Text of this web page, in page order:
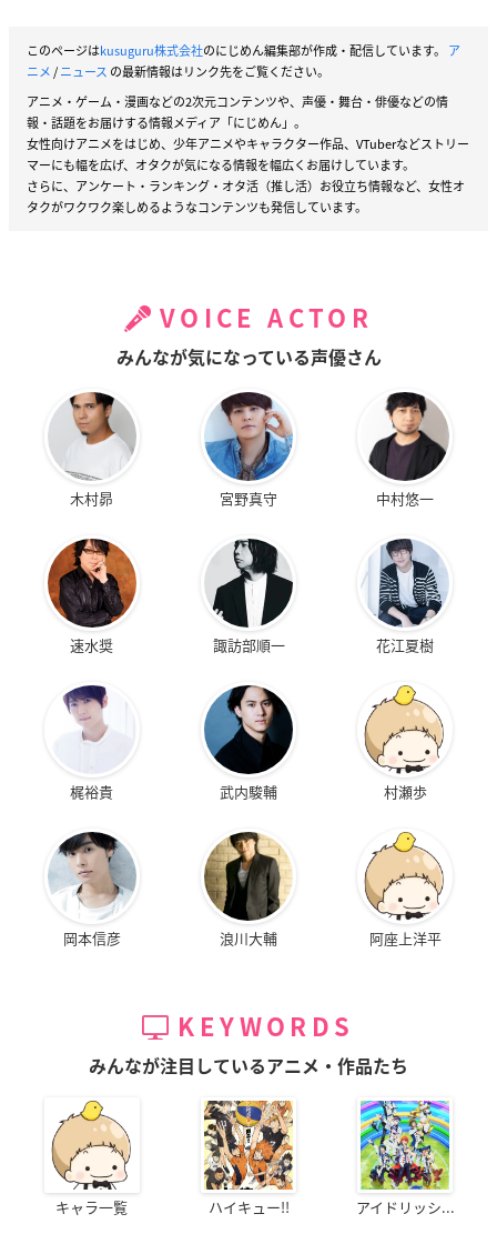
このページはkusuguru株式会社のにじめん編集部が作成・配信しています。 ア
ニメ/ニュース の最新情報はリンク先をご覧ください。
アニメ・ゲーム・漫画などの2次元コンテンツや、声優・舞台・俳優などの情
報・話題をお届けする情報メディア「にじめん」。
女性向けアニメをはじめ、少年アニメやキャラクター作品、VTuberなどストリー
マーにも幅を広げ、オタクが気になる情報を幅広くお届けしています。
さらに、アンケート・ランキング・オタ活（推し活）お役立ち情報など、女性オ
タクがワクワク楽しめるようなコンテンツも発信しています。
VOICE ACTOR
みんなが気になっている声優さん
木村昴 宮野真守 中村悠一
速水奨 諏訪部順一 花江夏樹
梶裕貴 武内駿輔 村瀬歩
岡本信彦 浪川大輔 阿座上洋平
KEYWORDS
みんなが注目しているアニメ・作品たち
キャラ一覧 ハイキュー!! アイドリッシ...